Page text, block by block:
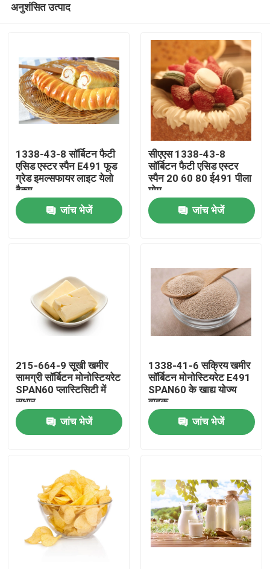
घर
वीडियो
वीआर शो
हमारे बारे में
कारखाना भ्रमण
संपर्क करें
समाचार
अनुशंसित उत्पाद
1338-43-8 सॉर्बिटन फैटी
एसिड एस्टर स्पैन E491 फूड
ग्रेड इमल्सफायर लाइट येलो
वैक्स
जांच भेजें
सीएएस 1338-43-8
सॉर्बिटन फैटी एसिड एस्टर
स्पैन 20 60 80 ई491 पीला
मोम
जांच भेजें
215-664-9 सूखी खमीर
सामग्री सॉर्बिटन मोनोस्टियरेट
SPAN60 प्लास्टिसिटी में
सुधार
जांच भेजें
1338-41-6 सक्रिय खमीर
सॉर्बिटन मोनोस्टियरेट E491
SPAN60 के खाद्य योज्य
वाहक
जांच भेजें